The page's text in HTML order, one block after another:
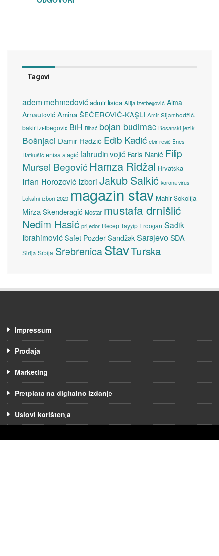
Tagovi
adem mehmedović admir lisica Alija Izetbegović Alma
Arnautović Amina ŠEĆEROVIĆ-KAŞLI Amir Sijamhodžić.
bakir izetbegović BiH Bihać bojan budimac Bosanski jezik
Bošnjaci Damir Hadžić Edib Kadić elvir resić Enes
Ratkušić enisa alagić fahrudin vojić Faris Nanić Filip
Mursel Begović Hamza Ridžal Hrvatska
Irfan Horozović Izbori Jakub Salkić korona virus
Lokalni izbori 2020 magazin stav Mahir Sokolija
Mirza Skenderagić Mostar mustafa drnišlić
Nedim Hasić prijedor Recep Tayyip Erdogan Sadik
Ibrahimović Safet Pozder SandžakSarajevoSDA
Sirija Srbija SrebrenicaStavTurska
Impressum
Prodaja
Marketing
Pretplata na digitalno izdanje
Uslovi korištenja